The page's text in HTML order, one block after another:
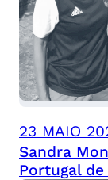
23 MAIO
Sandra
Portugal